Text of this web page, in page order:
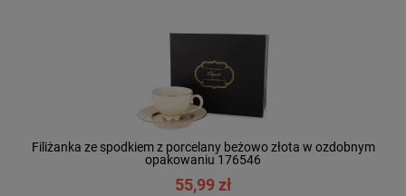
Filiżanka ze spodkiem z porcelany beżowo złota w ozdobnym
opakowaniu 176546
55,99 zł